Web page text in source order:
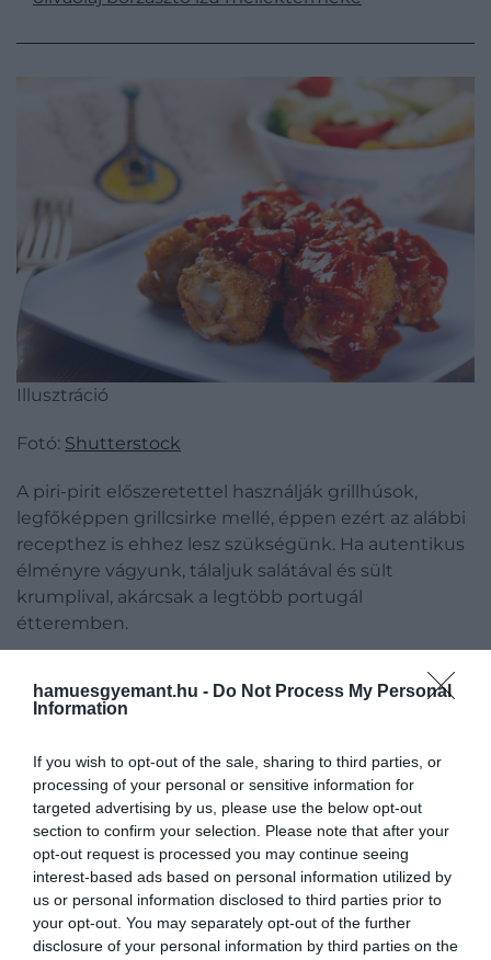
hamuesgyemant.hu - Do Not Process My Personal
Information
If you wish to opt-out of the sale, sharing to third parties, or
processing of your personal or sensitive information for
targeted advertising by us, please use the below opt-out
section to confirm your selection. Please note that after your
opt-out request is processed you may continue seeing
interest-based ads based on personal information utilized by
us or personal information disclosed to third parties prior to
your opt-out. You may separately opt-out of the further
disclosure of your personal information by third parties on the
Illusztráció
Fotó: Shutterstock
A piri-pirit előszeretettel használják grillhúsok,
legfőképpen grillcsirke mellé, éppen ezért az alábbi
recepthez is ehhez lesz szükségünk. Ha autentikus
élményre vágyunk, tálaljuk salátával és sült
krumplival, akárcsak a legtöbb portugál
étteremben.
Ajánljuk figyelmedbe!
Összetevők a csirkéhez:
1,3 kg csirkecomb (de lehet mell, vagy egész
csirke is);
2 gerezd fokhagyma;